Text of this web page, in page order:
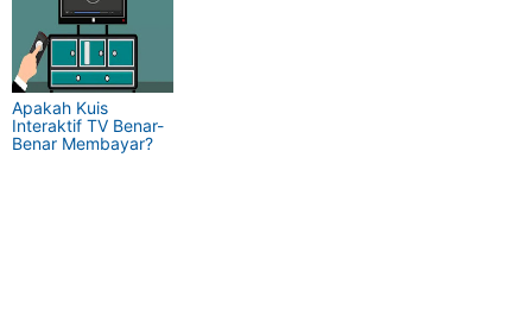
Apakah Kuis
Interaktif TV Benar-
Benar Membayar?